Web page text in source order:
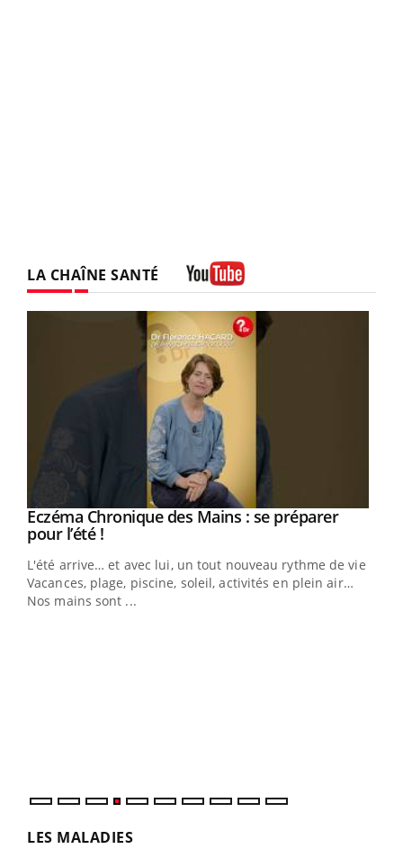
LA CHAÎNE SANTÉ
Youtube
Eczéma Chronique des Mains : se préparer
pour l’été !Youtube
L'été arrive… et avec lui, un tout nouveau rythme de vie !
Vacances, plage, piscine, soleil, activités en plein air…
Nos mains sont ...
LES MALADIES